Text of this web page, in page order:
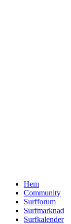
Hem
Community
Surfforum
Surfmarknad
Surfkalender